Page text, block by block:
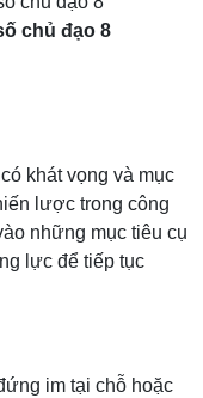
chủ đạo 8
khát vọng và mục
lược trong công
những mục tiêu cụ
lực để tiếp tục
im tại chỗ hoặc